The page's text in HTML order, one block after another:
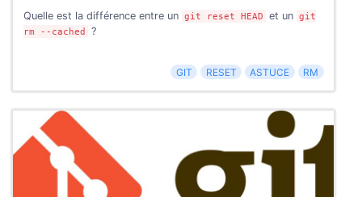
Quelle est la différence entre un git reset HEAD et un git
rm --cached
?
GIT RESET ASTUCE RM